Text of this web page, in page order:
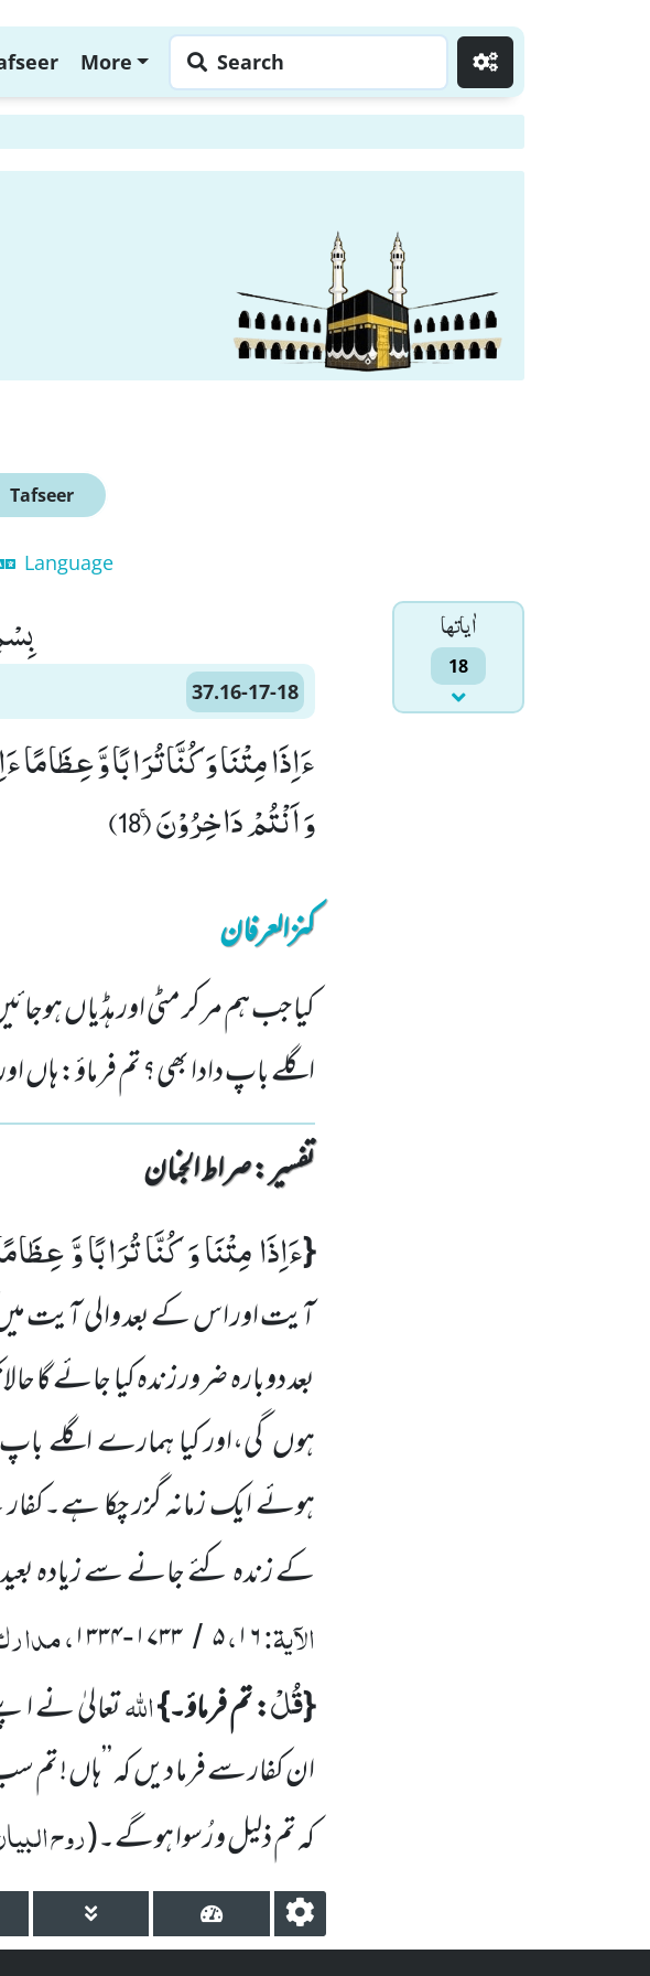
More Search
Tafseer
Language
اٰياتها
18
37.16-17-18
وَ اَنْتُمْ دَاخِرُوْنَۚ (18)
کنزالعرفان
کیا جب ہم مر کر مٹی اور ہڈیاں
اگلے باپ دادا بھی؟ تم فرماؤ:
تفسیر : ‎صراط الجنان
{ءَاِذَا مِتْنَا وَ كُنَّا تُرَابًا وَّ
آیت اوراس کے بعد والی آیت
بعد دوبارہ ضرور زندہ کیا جائے گا
ہوںگی،اور کیا ہمارے اگلے باپ
ہوئے ایک زمانہ گزر چکا
کے زندہ کئے جانے سے زیادہ
الآیۃ:۱۶،۵ / ۱۷۳۳-۱۳۳۴،
{قُلْ: تم فرماؤ۔}اللہتعالیٰ نے
ان کفار سے فرما دیںکہ’’ہاں ! تم
کہ تم ذلیل و رُسوا ہوگے۔(روح